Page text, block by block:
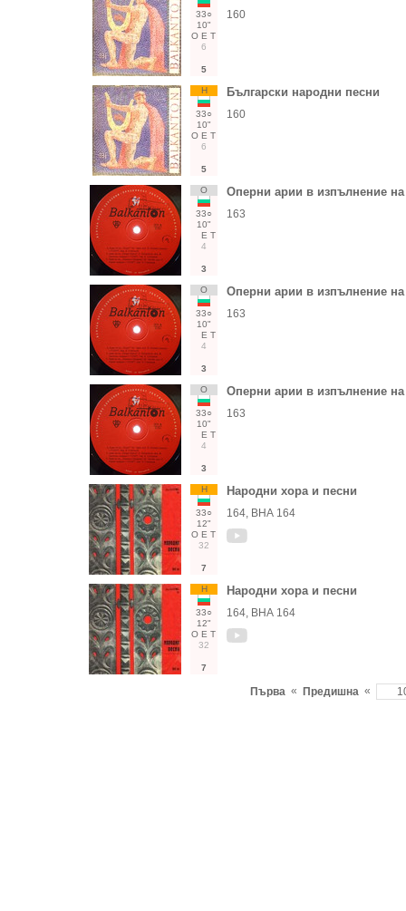
33○
10"
О Е Т
6
5
160
Н
33○
10"
О Е Т
6
5
Български народни песни
160
О
33○
10"
Е Т
4
3
Оперни арии в изпълнение
163
О
33○
10"
Е Т
4
3
Оперни арии в изпълнение
163
О
33○
10"
Е Т
4
3
Оперни арии в изпълнение
163
Н
33○
12"
О Е Т
32
7
Народни хора и песни
164, ВНА 164
Н
33○
12"
О Е Т
32
7
Народни хора и песни
164, ВНА 164
Първа « Предишна «